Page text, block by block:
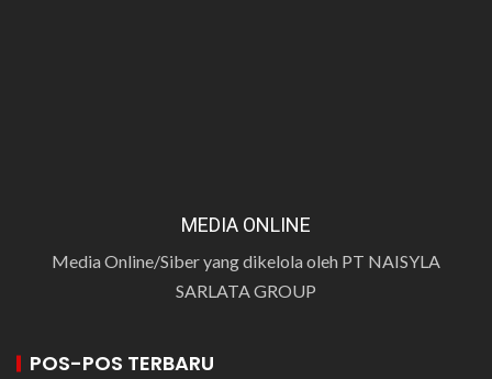
MEDIA ONLINE
Media Online/Siber yang dikelola oleh PT NAISYLA
SARLATA GROUP
POS-POS TERBARU